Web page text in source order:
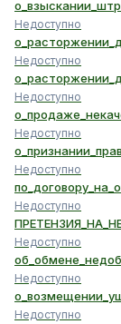
Недоступно
Недоступно
Недоступно
Недоступно
Недоступно
Недоступно
Недоступно
Недоступно
Недоступно